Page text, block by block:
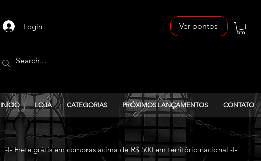
Login Ver pontos
INÍCIO LOJA CATEGORIAS PRÓXIMOS LANÇAMENTOS CONTATO
-I- Frete grátis em compras acima de R$ 500 em território nacional -I-